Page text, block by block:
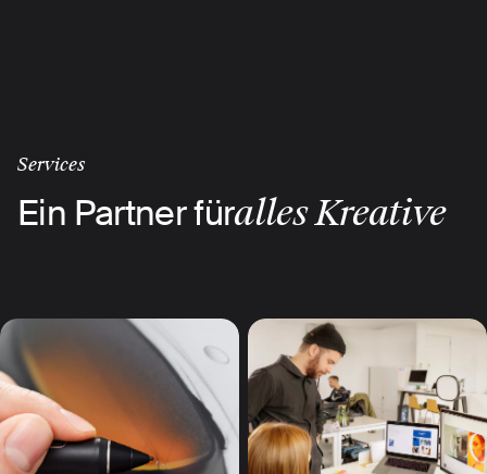
Services
Ein Partner füralles Kreative